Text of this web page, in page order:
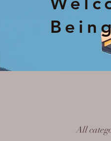
All